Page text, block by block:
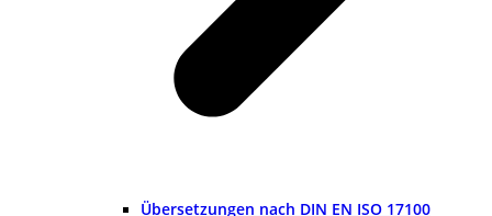
Übersetzungen nach DIN EN ISO 17100